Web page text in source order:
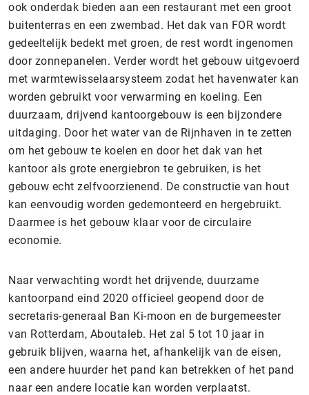
ook onderdak bieden aan een restaurant met een groot
buitenterras en een zwembad. Het dak van FOR wordt
gedeeltelijk bedekt met groen, de rest wordt ingenomen
door zonnepanelen. Verder wordt het gebouw uitgevoerd
met warmtewisselaarsysteem zodat het havenwater kan
worden gebruikt voor verwarming en koeling. Een
duurzaam, drijvend kantoorgebouw is een bijzondere
uitdaging. Door het water van de Rijnhaven in te zetten
om het gebouw te koelen en door het dak van het
kantoor als grote energiebron te gebruiken, is het
gebouw echt zelfvoorzienend. De constructie van hout
kan eenvoudig worden gedemonteerd en hergebruikt.
Daarmee is het gebouw klaar voor de circulaire
economie.
Naar verwachting wordt het drijvende, duurzame
kantoorpand eind 2020 officieel geopend door de
secretaris-generaal Ban Ki-moon en de burgemeester
van Rotterdam, Aboutaleb. Het zal 5 tot 10 jaar in
gebruik blijven, waarna het, afhankelijk van de eisen,
een andere huurder het pand kan betrekken of het pand
naar een andere locatie kan worden verplaatst.